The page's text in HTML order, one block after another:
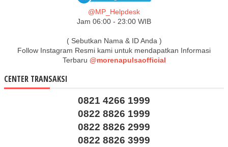
@MP_Helpdesk
Jam 06:00 - 23:00 WIB
( Sebutkan Nama & ID Anda )
Follow Instagram Resmi kami untuk mendapatkan Informasi
Terbaru @morenapulsaofficial
CENTER TRANSAKSI
0821 4266 1999
0822 8826 1999
0822 8826 2999
0822 8826 3999